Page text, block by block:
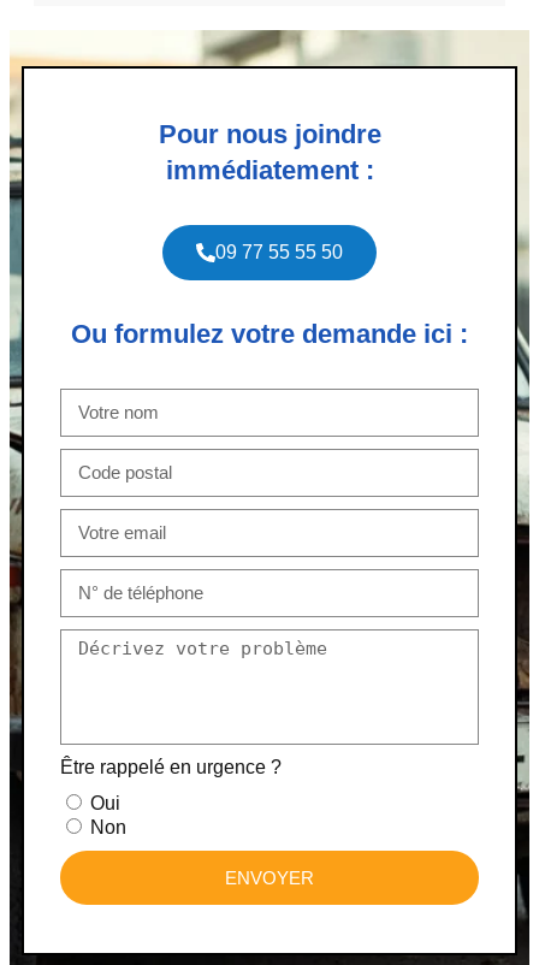
Pour nous joindre
immédiatement :
09 77 55 55 50
Ou formulez votre demande ici :
Être rappelé en urgence ?
Oui
Non
ENVOYER